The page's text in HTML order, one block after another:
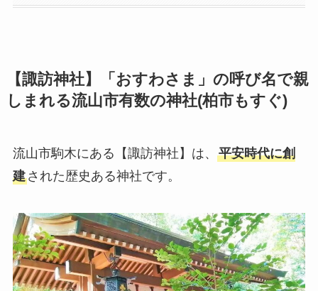
【諏訪神社】「おすわさま」の呼び名で親
しまれる流山市有数の神社(柏市もすぐ)
流山市駒木にある【諏訪神社】は、 平安時代に創
建された歴史ある神社です。